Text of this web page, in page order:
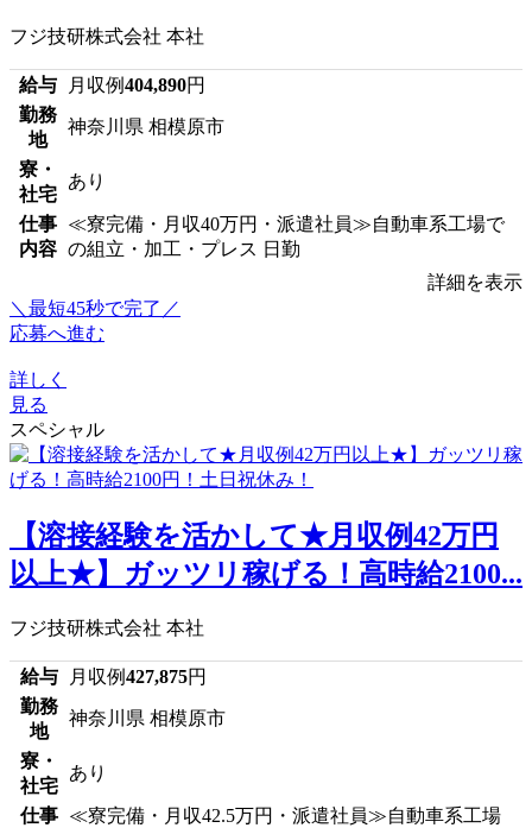
フジ技研株式会社 本社
給与 月収例404,890円
勤務
地
神奈川県 相模原市
寮・
社宅
あり
仕事
内容
≪寮完備・月収40万円・派遣社員≫自動車系工場で
の組立・加工・プレス 日勤
詳細を表示
＼最短45秒で完了／
応募へ進む
詳しく
見る
スペシャル
【溶接経験を活かして★月収例42万円
以上★】ガッツリ稼げる！高時給2100...
フジ技研株式会社 本社
給与 月収例427,875円
勤務
地
神奈川県 相模原市
寮・
社宅
あり
仕事
≪寮完備・月収42.5万円・派遣社員≫自動車系工場